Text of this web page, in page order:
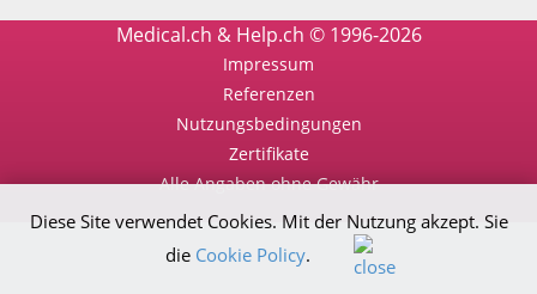
Medical.ch & Help.ch © 1996-2026
Impressum
Referenzen
Nutzungsbedingungen
Zertifikate
Alle Angaben ohne Gewähr
Diese Site verwendet Cookies. Mit der Nutzung akzept. Sie
die Cookie Policy.